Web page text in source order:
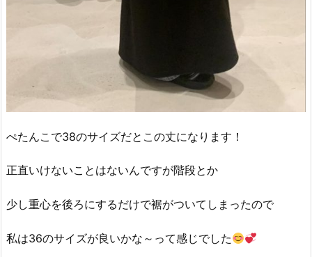
ぺたんこで38のサイズだとこの丈になります！
正直いけないことはないんですが階段とか
少し重心を後ろにするだけで裾がついてしまったので
私は36のサイズが良いかな～って感じでした